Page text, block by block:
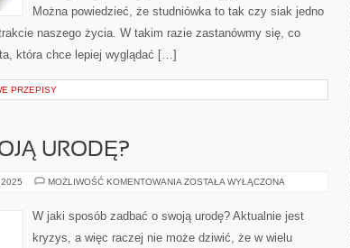
Można powiedzieć, że studniówka to tak czy siak jedno
naszego życia. W takim razie zastanówmy się, co
która chce lepiej wyglądać […]
PRZEPISY
URODĘ?
MOŻLIWOŚĆ KOMENTOWANIA JAK
SWOJĄ
URODĘ?
ZOSTAŁA WYŁĄCZONA
W jaki sposób zadbać o swoją urodę? Aktualnie jest
kryzys, a więc raczej nie może dziwić, że w wielu